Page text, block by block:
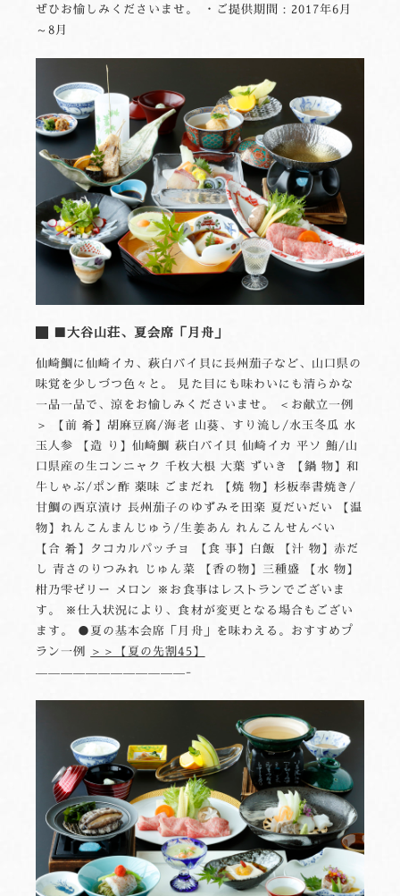
ぜひお愉しみくださいませ。 ・ご提供期間：2017年6月
～8月
■大谷山荘、夏会席「月舟」
仙崎鯛に仙崎イカ、萩白バイ貝に長州茄子など、山口県の
味覚を少しづつ色々と。 見た目にも味わいにも清らかな
一品一品で、涼をお愉しみくださいませ。 ＜お献立一例
＞ 【前 肴】胡麻豆腐/海老 山葵、すり流し/水玉冬瓜 水
玉人参 【造 り】仙崎鯛 萩白バイ貝 仙崎イカ 平ソ 鮪/山
口県産の生コンニャク 千枚大根 大葉 ずいき 【鍋 物】和
牛しゃぶ/ポン酢 薬味 ごまだれ 【焼 物】杉板奉書焼き/
甘鯛の西京漬け 長州茄子のゆずみそ田楽 夏だいだい 【温
物】れんこんまんじゅう/生姜あん れんこんせんべい
【合 肴】タコカルパッチョ 【食 事】白飯 【汁 物】赤だ
し 青さのりつみれ じゅん菜 【香の物】三種盛 【水 物】
柑乃雫ゼリー メロン ※お食事はレストランでございま
す。 ※仕入状況により、食材が変更となる場合もござい
ます。 ●夏の基本会席「月舟」を味わえる。おすすめプ
ラン一例 ＞＞【夏の先割45】
————————————-